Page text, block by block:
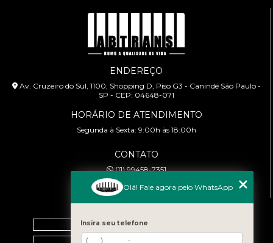
ENDEREÇO
Av. Cruzeiro do Sul, 1100, Shopping D, Piso G3 - Canindé São Paulo -
SP - CEP: 04648-071
HORÁRIO DE ATENDIMENTO
Segunda à Sexta: 9:00h às 18:00h
CONTATO
(11) 99458-7351
cursoabtrans@gmail.com
Home
Olá! Fale agora pelo WhatsApp
Insira seu telefone